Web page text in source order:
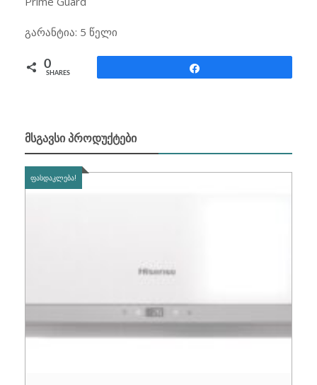
გარანტია: 5 წელი
0
SHARES
ᲛᲡᲒᲐᲕᲡᲘ ᲞᲠᲝᲓᲣᲥᲢᲔᲑᲘ
ᲤᲐᲡᲓᲐᲙᲚᲔᲑᲐ!